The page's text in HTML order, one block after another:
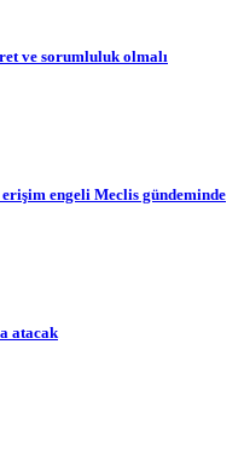
ve sorumluluk olmalı
engeli Meclis gündeminde
atacak